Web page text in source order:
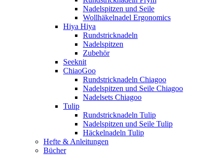
Nadelspitzen und Seile
Wollhäkelnadel Ergonomics
Hiya Hiya
Rundstricknadeln
Nadelspitzen
Zubehör
Seeknit
ChiaoGoo
Rundstricknadeln Chiagoo
Nadelspitzen und Seile Chiagoo
Nadelsets Chiagoo
Tulip
Rundstricknadeln Tulip
Nadelspitzen und Seile Tulip
Häckelnadeln Tulip
Hefte & Anleitungen
Bücher